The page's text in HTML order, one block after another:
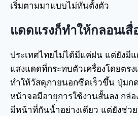
เริ่มตามมาแบบไม่ทันตั้งตัว
แดดแรงก็ทำให้กลอนเสื่
ประเทศไทยไม่ได้มีแค่ฝน แต่ยังมี
แสงแดดที่กระทบตัวเครื่องโดยตร
ทำให้วัสดุภายนอกซีดเร็วขึ้น ปุ่มก
หน้าจอมีอายุการใช้งานสั้นลง กล่
มีหน้าที่กันน้ำอย่างเดียว แต่ยังช่ว